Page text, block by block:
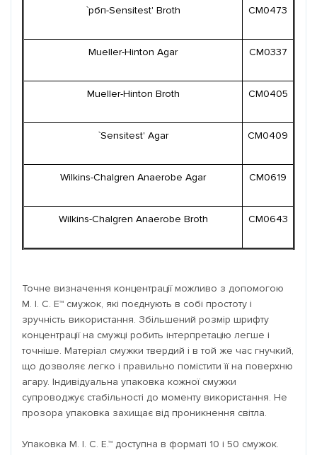
`рбп-Sensitest' Broth CM0473
Mueller-Hinton Agar CM0337
Mueller-Hinton Broth CM0405
`Sensitest' Agar CM0409
Wilkins-Chalgren Anaerobe Agar CM0619
Wilkins-Chalgren Anaerobe Broth CM0643
Точне визначення концентрації можливо з допомогою
M. I. C. E™ смужок, які поєднують в собі простоту і
зручність використання. Збільшений розмір шрифту
концентрації на смужці робить інтерпретацію легше і
точніше. Матеріал смужки твердий і в той же час гнучкий,
що дозволяє легко і правильно помістити її на поверхню
агару. Індивідуальна упаковка кожної смужки
супроводжує стабільності до моменту використання. Не
прозора упаковка захищає від проникнення світла.
Упаковка M. I. C. E.™ доступна в форматі 10 і 50 смужок.